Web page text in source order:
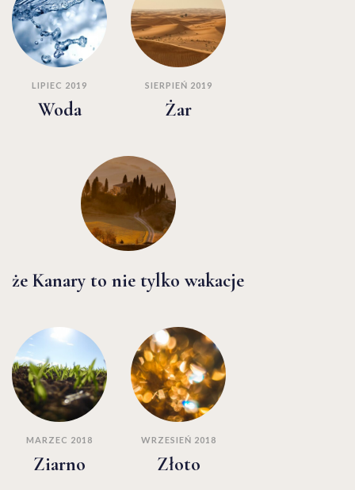
LIPIEC 2019
Woda
SIERPIEŃ 2019
Żar
że Kanary to nie tylko wakacje
MARZEC 2018
Ziarno
WRZESIEŃ 2018
Złoto